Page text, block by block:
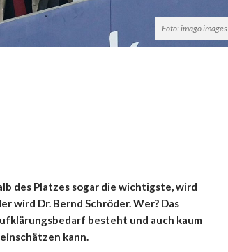
Foto: imago images
des Platzes sogar die wichtigste, wird
wird Dr. Bernd Schröder. Wer? Das
besteht und auch kaum
kann.